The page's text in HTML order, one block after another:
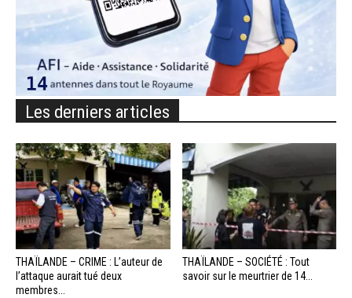
Les derniers articles
THAÏLANDE – CRIME : L’auteur de
l’attaque aurait tué deux
membres...
THAÏLANDE – SOCIÉTÉ : Tout
savoir sur le meurtrier de 14...